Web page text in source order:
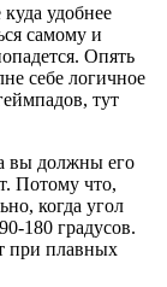
удобнее
самому и
Опять
себе логичное
тут
вы должны его
Потому что,
когда угол
180 градусов.
при плавных